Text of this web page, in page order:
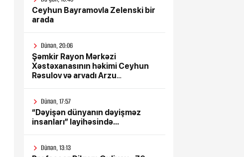
Ceyhun Bayramovla Zelenski bir
arada
Dünən, 20:06
Şəmkir Rayon Mərkəzi
Xəstəxanasının həkimi Ceyhun
Rəsulov və arvadı Arzu
ölümü ilə bağlı Şəmkir rayon
prokrurluğunda araşdırma
aparılır
Dünən, 17:57
“Dəyişən dünyanın dəyişməz
insanları” layihəsində...
Dünən, 13:13